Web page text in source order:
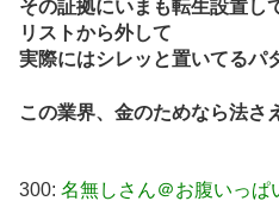
その証拠にいまも転生設置し
リストから外して
実際にはシレッと置いてるパ
この業界、金のためなら法さ
300: 名無しさん＠お腹いっぱ